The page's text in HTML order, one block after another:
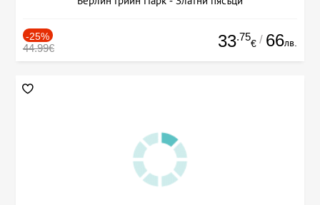
-25%
44.99€ 33.75
€ / 66лв.